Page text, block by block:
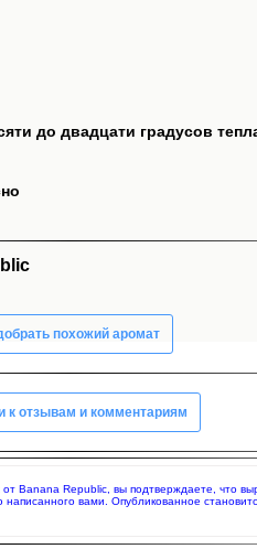
до двадцати градусов
похожий аромат
к отзывам и комментариям
Banana Republic, вы подтверждаете, что
вами. Опубликованное